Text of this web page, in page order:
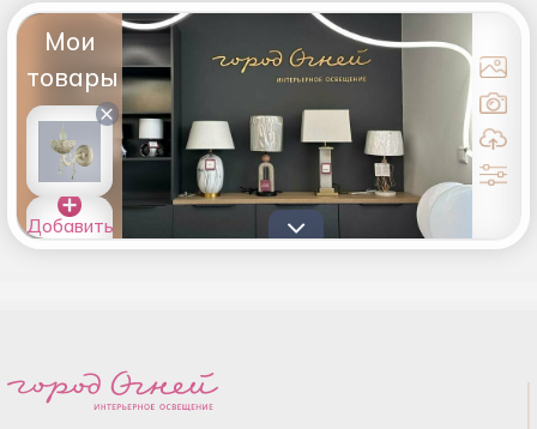
Мои
товары
×
Добавить
товары в